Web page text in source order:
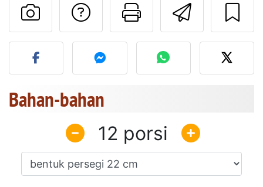
Kirim
Cetak
Mengajukan
Unggah foto Anda dari
Bahan-bahan
12